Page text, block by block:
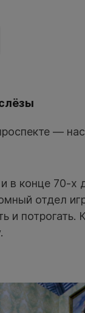
—
конце 70-х
отдел
потрогать.